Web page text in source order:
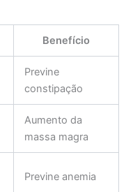
Benefício
Previne
constipação
Aumento da
massa magra
Previne anemia